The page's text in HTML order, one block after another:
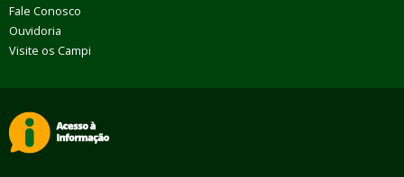
Fale Conosco
Ouvidoria
Visite os Campi